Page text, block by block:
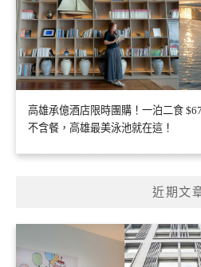
高雄承億酒店限時團購！一泊二食
不含餐，高雄最美泳池就在這！
近期文